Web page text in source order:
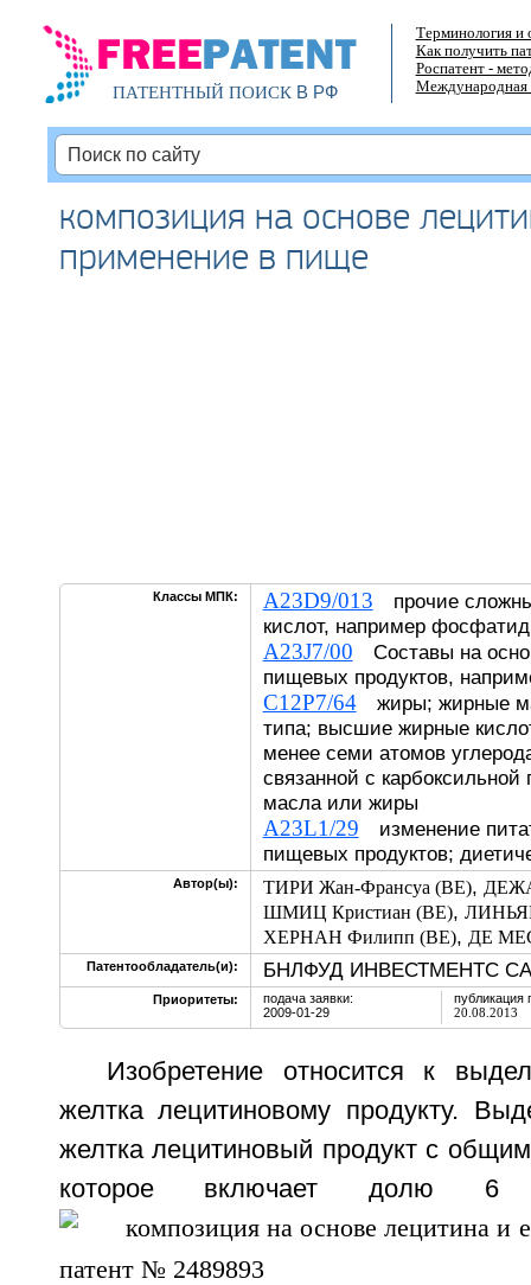
ПАТЕНТНЫЙ ПОИСКВ РФ
Терминология и
Как получить
Роспатент -
Международная
композиция на основе
применение в пище
Классы МПК: A23D9/013 прочие
кислот, например
A23J7/00 Составы на
пищевых продуктов,
C12P7/64жиры; жирные
типа; высшие жирные
менее семи атомов
связанной с карбоксильной
масла или жиры
A23L1/29 изменение
пищевых продуктов;
Автор(ы): ТИРИ Жан-Франсуа (BE),
ШМИЦ Кристиан (BE),
ХЕРНАН Филипп (BE), ДЕ
Патентообладатель(и): БНЛФУД ИНВЕСТМЕНТС
Приоритеты:
подача заявки:
2009-01-29
публикация
20.08.2013
Изобретение относится к
желтка лецитиновому продукту.
желтка лецитиновый продукт с
которое включает долю 6